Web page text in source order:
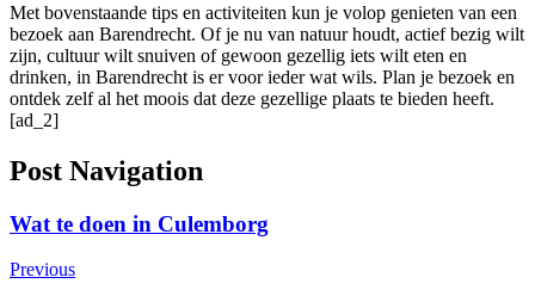
Met bovenstaande tips en activiteiten kun je volop genieten van een
bezoek aan Barendrecht. Of je nu van natuur houdt, actief bezig wilt
zijn, cultuur wilt snuiven of gewoon gezellig iets wilt eten en
drinken, in Barendrecht is er voor ieder wat wils. Plan je bezoek en
ontdek zelf al het moois dat deze gezellige plaats te bieden heeft.
[ad_2]
Post Navigation
Wat te doen in Culemborg
Previous